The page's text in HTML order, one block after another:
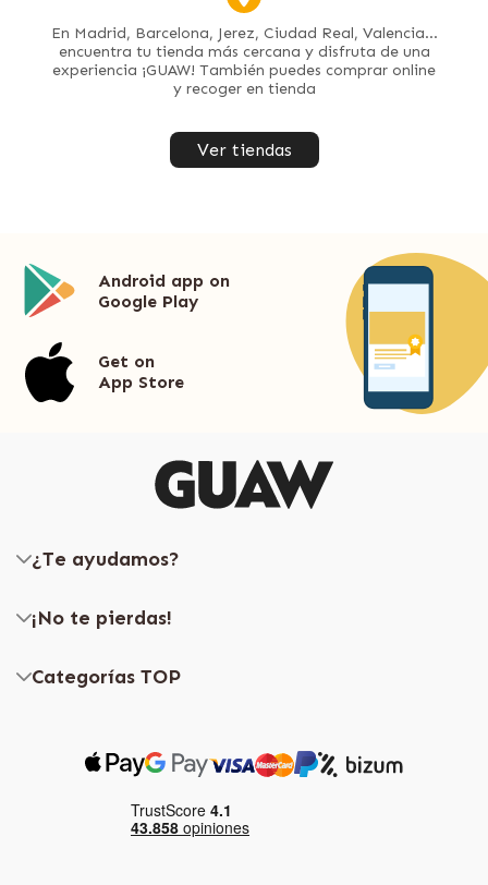
En Madrid, Barcelona, Jerez, Ciudad Real, Valencia...
encuentra tu tienda más cercana y disfruta de una
experiencia ¡GUAW! También puedes comprar online
y recoger en tienda
Ver tiendas
Android app on
Google Play
Get on
App Store
¿Te ayudamos?
¡No te pierdas!
Categorías TOP